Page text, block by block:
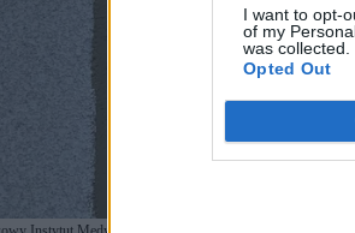
I want to opt-
of my
was collected.
Opted Out